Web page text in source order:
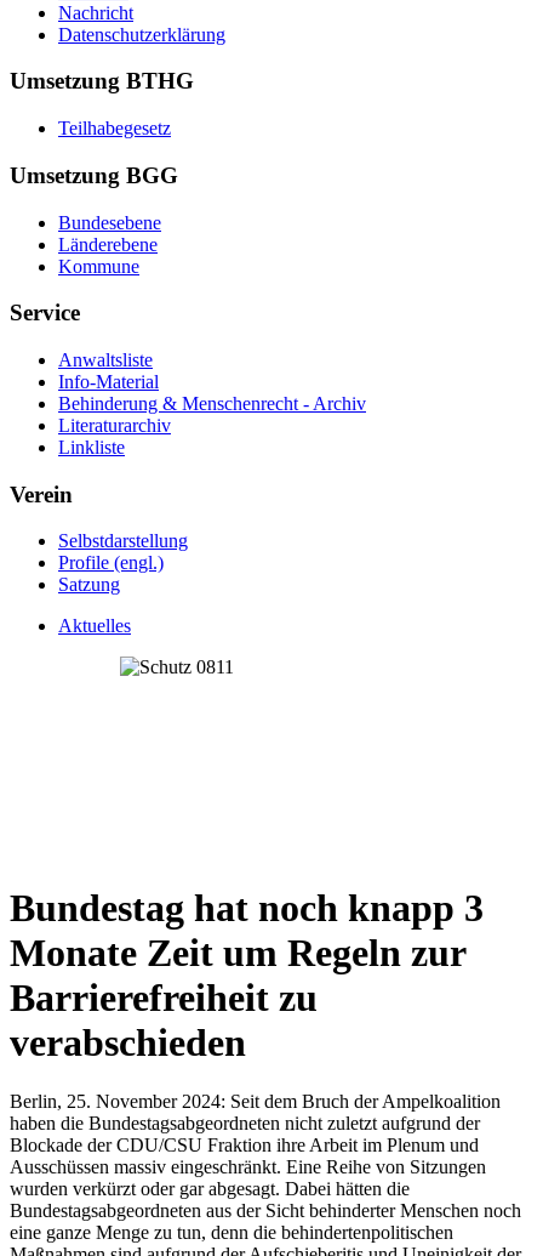
Nachricht
Datenschutzerklärung
Umsetzung BTHG
Teilhabegesetz
Umsetzung BGG
Bundesebene
Länderebene
Kommune
Service
Anwaltsliste
Info-Material
Behinderung & Menschenrecht - Archiv
Literaturarchiv
Linkliste
Verein
Selbstdarstellung
Profile (engl.)
Satzung
Aktuelles
Bundestag hat noch knapp 3
Monate Zeit um Regeln zur
Barrierefreiheit zu
verabschieden
Berlin, 25. November 2024: Seit dem Bruch der Ampelkoalition
haben die Bundestagsabgeordneten nicht zuletzt aufgrund der
Blockade der CDU/CSU Fraktion ihre Arbeit im Plenum und
Ausschüssen massiv eingeschränkt. Eine Reihe von Sitzungen
wurden verkürzt oder gar abgesagt. Dabei hätten die
Bundestagsabgeordneten aus der Sicht behinderter Menschen noch
eine ganze Menge zu tun, denn die behindertenpolitischen